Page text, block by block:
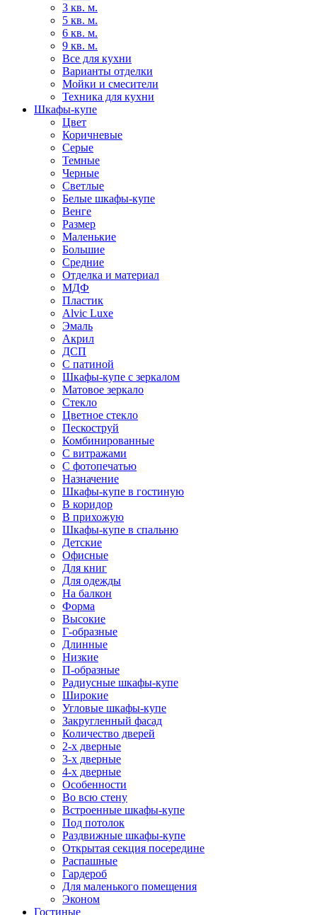
3 кв. м.
5 кв. м.
6 кв. м.
9 кв. м.
Все для кухни
Варианты отделки
Мойки и смесители
Техника для кухни
Шкафы-купе
Цвет
Коричневые
Серые
Темные
Черные
Светлые
Белые шкафы-купе
Венге
Размер
Маленькие
Большие
Средние
Отделка и материал
МДФ
Пластик
Alvic Luxe
Эмаль
Акрил
ДСП
С патиной
Шкафы-купе с зеркалом
Матовое зеркало
Стекло
Цветное стекло
Пескоструй
Комбинированные
С витражами
С фотопечатью
Назначение
Шкафы-купе в гостиную
В коридор
В прихожую
Шкафы-купе в спальню
Детские
Офисные
Для книг
Для одежды
На балкон
Форма
Высокие
Г-образные
Длинные
Низкие
П-образные
Радиусные шкафы-купе
Широкие
Угловые шкафы-купе
Закругленный фасад
Количество дверей
2-х дверные
3-х дверные
4-х дверные
Особенности
Во всю стену
Встроенные шкафы-купе
Под потолок
Раздвижные шкафы-купе
Открытая секция посередине
Распашные
Гардероб
Для маленького помещения
Эконом
Гостиные